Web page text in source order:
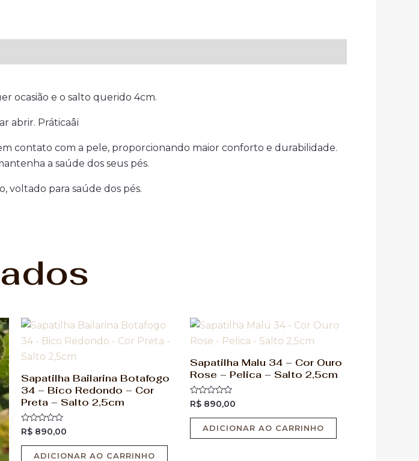
ocasião e o salto querido 4cm.
abrir. Práticaâï
contato com a pele, proporcionando maior conforto e durabilidade.
a saúde dos seus pés.
voltado para saúde dos pés.
Sapatilha Bailarina Botafogo
34 – Bico Redondo – Cor
Preta – Salto 2,5cm
Avaliação
0
de
R$ 890,00
ADICIONAR AO CARRINHO
Sapatilha Malu 34 – Cor Ouro
Rose – Pelica – Salto 2,5cm
Avaliação
0
de
R$ 890,00
ADICIONAR AO CARRINHO